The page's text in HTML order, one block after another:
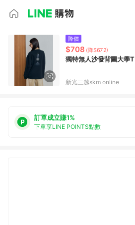
降價
$708 (降$672)
獨特無人沙發背圖大學T
新光三越skm online
訂單成立賺1%
下單享LINE POINTS點數